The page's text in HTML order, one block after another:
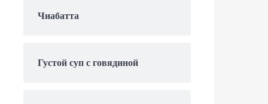
Чиабатта
Густой суп с говядиной